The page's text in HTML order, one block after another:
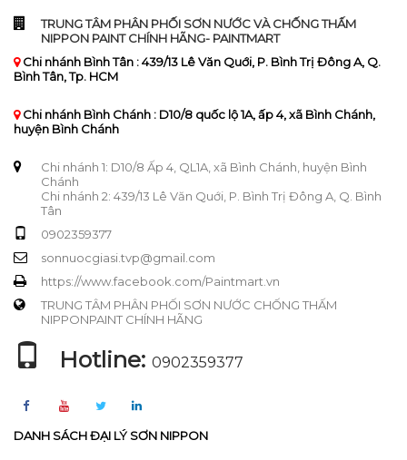
TRUNG TÂM PHÂN PHỐI SƠN NƯỚC VÀ CHỐNG THẤM
NIPPON PAINT CHÍNH HÃNG- PAINTMART
Chi nhánh Bình Tân : 439/13 Lê Văn Quới, P. Bình Trị Đông A, Q.
Bình Tân, Tp. HCM
Chi nhánh Bình Chánh : D10/8 quốc lộ 1A, ấp 4, xã Bình Chánh,
huyện Bình Chánh
Chi nhánh 1: D10/8 Ấp 4, QL1A, xã Bình Chánh, huyện Bình
Chánh
Chi nhánh 2: 439/13 Lê Văn Quới, P. Bình Trị Đông A, Q. Bình
Tân
0902359377
sonnuocgiasi.tvp@gmail.com
https://www.facebook.com/Paintmart.vn
TRUNG TÂM PHÂN PHỐI SƠN NƯỚC CHỐNG THẤM
NIPPONPAINT CHÍNH HÃNG
Hotline: 0902359377
DANH SÁCH ĐẠI LÝ SƠN NIPPON